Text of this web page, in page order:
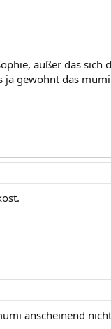
außer das sich
ja gewohnt das
anscheinend